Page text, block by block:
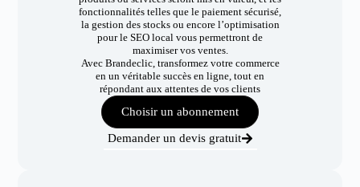
fonctionnalités telles que le paiement sécurisé,
la gestion des stocks ou encore l’optimisation
pour le SEO local vous permettront de
maximiser vos ventes.
Avec Brandeclic, transformez votre commerce
en un véritable succès en ligne, tout en
répondant aux attentes de vos clients
Choisir un abonnement
Demander un devis gratuit